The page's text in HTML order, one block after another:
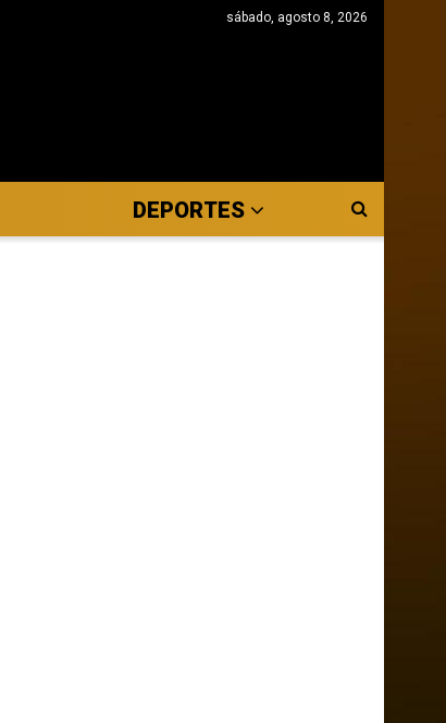
sábado, agosto 8, 2026
DEPORTES